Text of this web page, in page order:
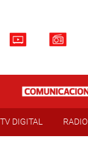
TV DIGITAL RADIO